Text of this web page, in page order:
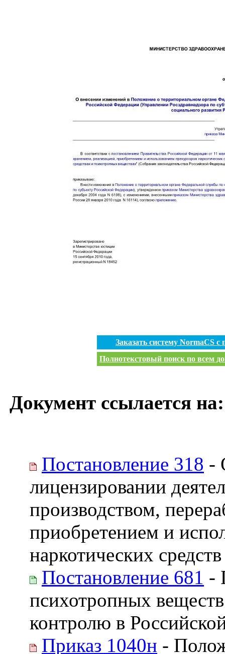
Заказать систему NormaCS
Полнотекстовый поиск по всем
Документ ссылается на:
Постановление 318 -
лицензировании
производством,
приобретением и
наркотических
Постановление 681 -
психотропных
контролю в
Приказ 1040н -